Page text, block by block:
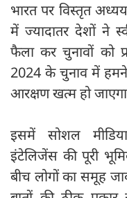
भारत पर विस्तृत
में ज्यादातर देशों ने
फैला कर चुनावों को
2024 के चुनाव में हमने
आरक्षण खत्म हो
इसमें सोशल
इंटेलिजेंस की पूरी
बीच लोगों का समूह